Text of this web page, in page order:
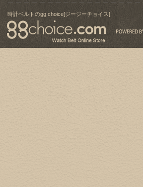
時計ベルトのgg choice[ジージーチョイス]